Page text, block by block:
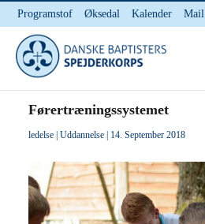
Programstof Øksedal Kalender Mail
INTERNnet
Du er her:
Førertræningssystemet
ledelse| Uddannelse| 14. September 2018